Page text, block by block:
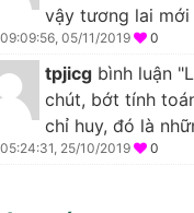
vậy tương lai mới
09:09:56, 05/11/2019 0
tpjicg bình luận
chút, bớt tính
chỉ huy, đó là
05:24:31, 25/10/2019 0